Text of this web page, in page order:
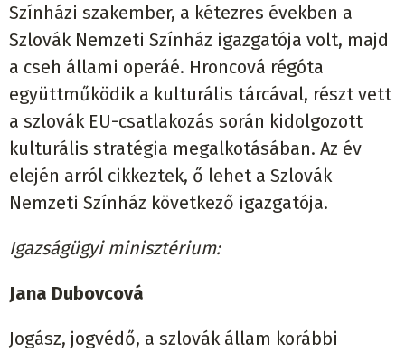
Színházi szakember, a kétezres években a
Szlovák Nemzeti Színház igazgatója volt, majd
a cseh állami operáé. Hroncová régóta
együttműködik a kulturális tárcával, részt vett
a szlovák EU-csatlakozás során kidolgozott
kulturális stratégia megalkotásában. Az év
elején arról cikkeztek, ő lehet a Szlovák
Nemzeti Színház következő igazgatója.
Igazságügyi minisztérium:
Jana Dubovcová
Jogász, jogvédő, a szlovák állam korábbi